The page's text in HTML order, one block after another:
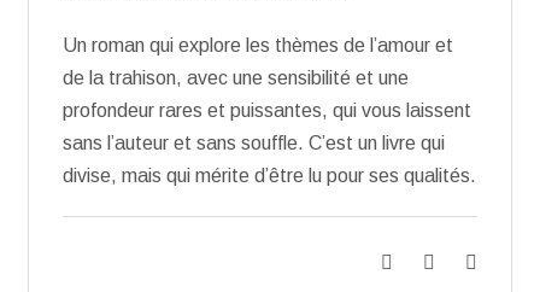
Un roman qui explore les thèmes de l’amour et
de la trahison, avec une sensibilité et une
profondeur rares et puissantes, qui vous laissent
sans l’auteur et sans souffle. C’est un livre qui
divise, mais qui mérite d’être lu pour ses qualités.